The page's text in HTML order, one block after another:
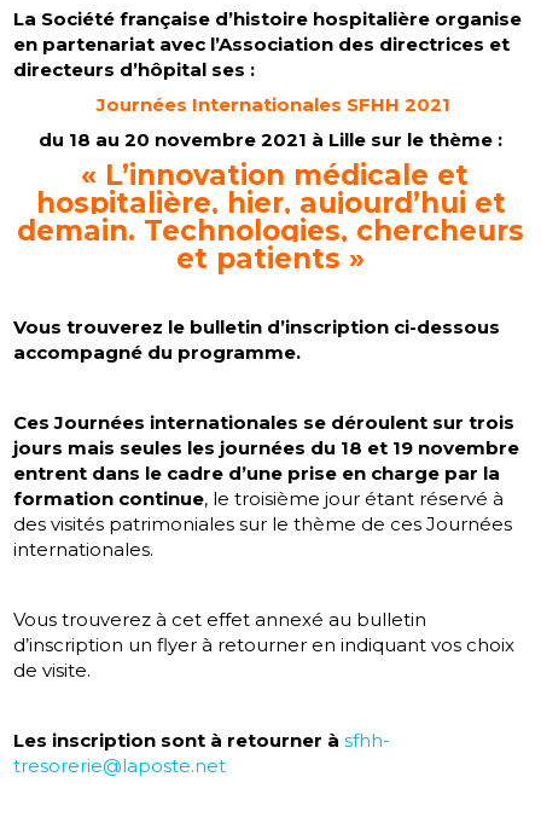
La Société française d’histoire hospitalière organise
en partenariat avec l’Association des directrices et
directeurs d’hôpital ses :
Journées Internationales SFHH 2021
du 18 au 20 novembre 2021 à Lille sur le thème :
« L’innovation médicale et
hospitalière, hier, aujourd’hui et
demain. Technologies, chercheurs
et patients »
Vous trouverez le bulletin d’inscription ci-dessous
accompagné du programme.
Ces Journées internationales se déroulent sur trois
jours mais seules les journées du 18 et 19 novembre
entrent dans le cadre d’une prise en charge par la
formation continue, le troisième jour étant réservé à
des visités patrimoniales sur le thème de ces Journées
internationales.
Vous trouverez à cet effet annexé au bulletin
d’inscription un flyer à retourner en indiquant vos choix
de visite.
Les inscription sont à retourner à sfhh-
tresorerie@laposte.net